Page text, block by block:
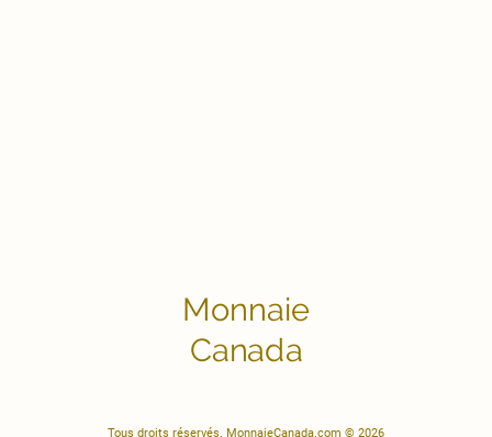
Monnaie
Canada
Tous droits réservés. MonnaieCanada.com © 2026